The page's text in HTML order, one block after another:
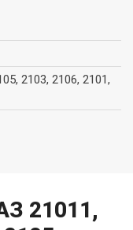
2103, 2106, 2101,
21011,